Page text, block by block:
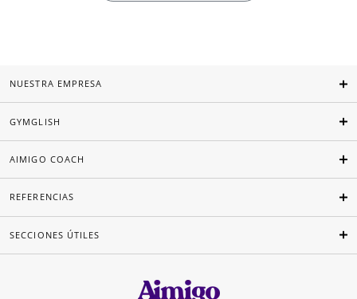
NUESTRA EMPRESA
GYMGLISH
AIMIGO COACH
REFERENCIAS
SECCIONES ÚTILES